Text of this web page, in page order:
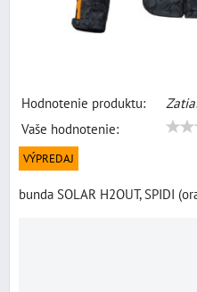
Hodnotenie produktu:
Vaše hodnotenie:
VÝPREDAJ
bunda SOLAR H2OUT, SPIDI